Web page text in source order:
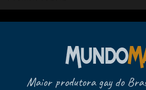
Maior produtora gay do